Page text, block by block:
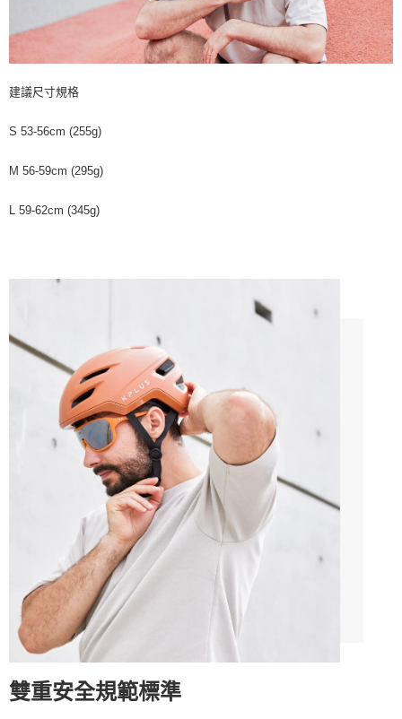
建議尺寸規格
S 53-56cm (255g)
M 56-59cm (295g)
L 59-62cm (345g)
雙重安全規範標準